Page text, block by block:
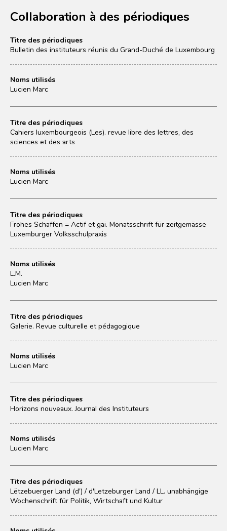
Collaboration à des périodiques
Titre des périodiques
Bulletin des instituteurs réunis du Grand-Duché de Luxembourg
Noms utilisés
Lucien Marc
Titre des périodiques
Cahiers luxembourgeois (Les). revue libre des lettres, des
sciences et des arts
Noms utilisés
Lucien Marc
Titre des périodiques
Frohes Schaffen = Actif et gai. Monatsschrift für zeitgemässe
Luxemburger Volksschulpraxis
Noms utilisés
L.M.
Lucien Marc
Titre des périodiques
Galerie. Revue culturelle et pédagogique
Noms utilisés
Lucien Marc
Titre des périodiques
Horizons nouveaux. Journal des Instituteurs
Noms utilisés
Lucien Marc
Titre des périodiques
Lëtzebuerger Land (d') / d'Letzeburger Land / LL. unabhängige
Wochenschrift für Politik, Wirtschaft und Kultur